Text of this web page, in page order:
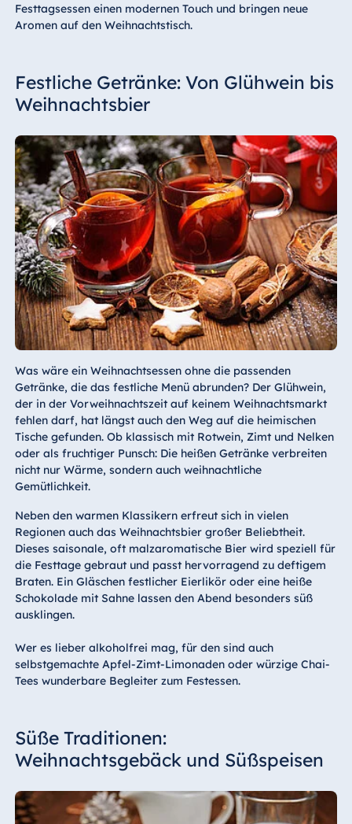
Festtagsessen einen modernen Touch und bringen neue
Aromen auf den Weihnachtstisch.
Festliche Getränke: Von Glühwein bis
Weihnachtsbier
Was wäre ein Weihnachtsessen ohne die passenden
Getränke, die das festliche Menü abrunden? Der Glühwein,
der in der Vorweihnachtszeit auf keinem Weihnachtsmarkt
fehlen darf, hat längst auch den Weg auf die heimischen
Tische gefunden. Ob klassisch mit Rotwein, Zimt und Nelken
oder als fruchtiger Punsch: Die heißen Getränke verbreiten
nicht nur Wärme, sondern auch weihnachtliche
Gemütlichkeit.
Neben den warmen Klassikern erfreut sich in vielen
Regionen auch das Weihnachtsbier großer Beliebtheit.
Dieses saisonale, oft malzaromatische Bier wird speziell für
die Festtage gebraut und passt hervorragend zu deftigem
Braten. Ein Gläschen festlicher Eierlikör oder eine heiße
Schokolade mit Sahne lassen den Abend besonders süß
ausklingen.
Wer es lieber alkoholfrei mag, für den sind auch
selbstgemachte Apfel-Zimt-Limonaden oder würzige Chai-
Tees wunderbare Begleiter zum Festessen.
Süße Traditionen:
Weihnachtsgebäck und Süßspeisen